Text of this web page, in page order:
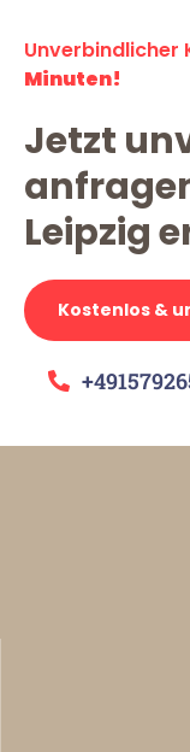
Unverbindlicher
Minuten!
Jetzt
Leipzig
Kostenlos &